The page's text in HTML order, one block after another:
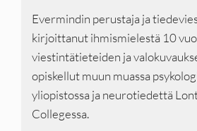
Evermindin perustaja ja
kirjoittanut ihmismielestä 10
viestintätieteiden ja
opiskellut muun muassa
yliopistossa ja neurotiedettä
Collegessa.